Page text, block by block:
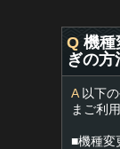
Q 機種
ぎの方
A以下の
まご利
■機種変